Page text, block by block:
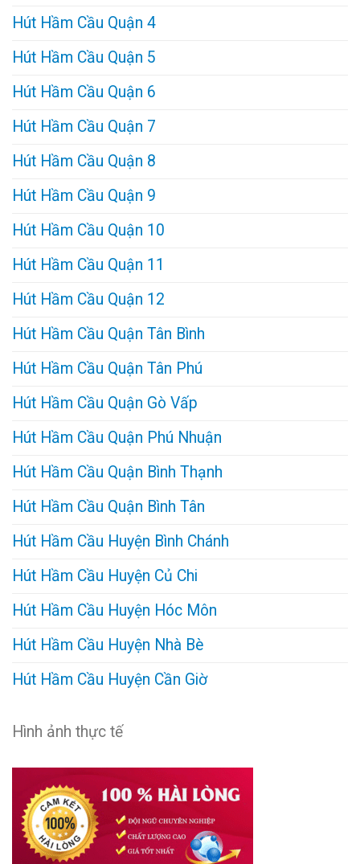
Hút Hầm Cầu Quận 4
Hút Hầm Cầu Quận 5
Hút Hầm Cầu Quận 6
Hút Hầm Cầu Quận 7
Hút Hầm Cầu Quận 8
Hút Hầm Cầu Quận 9
Hút Hầm Cầu Quận 10
Hút Hầm Cầu Quận 11
Hút Hầm Cầu Quận 12
Hút Hầm Cầu Quận Tân Bình
Hút Hầm Cầu Quận Tân Phú
Hút Hầm Cầu Quận Gò Vấp
Hút Hầm Cầu Quận Phú Nhuận
Hút Hầm Cầu Quận Bình Thạnh
Hút Hầm Cầu Quận Bình Tân
Hút Hầm Cầu Huyện Bình Chánh
Hút Hầm Cầu Huyện Củ Chi
Hút Hầm Cầu Huyện Hóc Môn
Hút Hầm Cầu Huyện Nhà Bè
Hút Hầm Cầu Huyện Cần Giờ
Hình ảnh thực tế